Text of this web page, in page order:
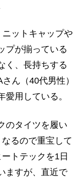
ットキャップや
プが揃っている
く、長持ちする
ん（40代男性）
用している。
のタイツを履い
るので重宝して
トテックを1日
ますが、直近で